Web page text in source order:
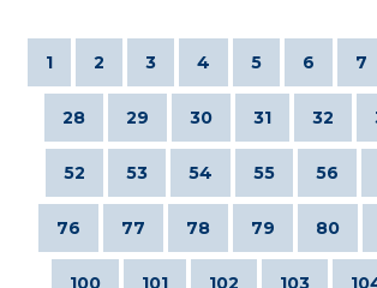
1 2 3 4 5 6 7
28 29 30 31 32
52 53 54 55 56
76 77 78 79 80
100 101 102 103